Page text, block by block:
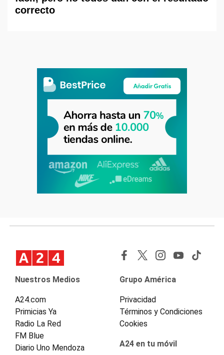
correcto
Nuestros Medios
A24.com
Primicias Ya
Radio La Red
FM Blue
Diario Uno Mendoza
Grupo América
Privacidad
Términos y Condiciones
Cookies
A24 en tu móvil